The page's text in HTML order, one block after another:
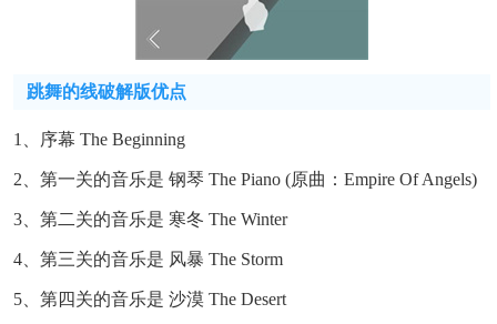
跳舞的线破解版优点
1、序幕 The Beginning
2、第一关的音乐是 钢琴 The Piano (原曲：Empire Of Angels)
3、第二关的音乐是 寒冬 The Winter
4、第三关的音乐是 风暴 The Storm
5、第四关的音乐是 沙漠 The Desert